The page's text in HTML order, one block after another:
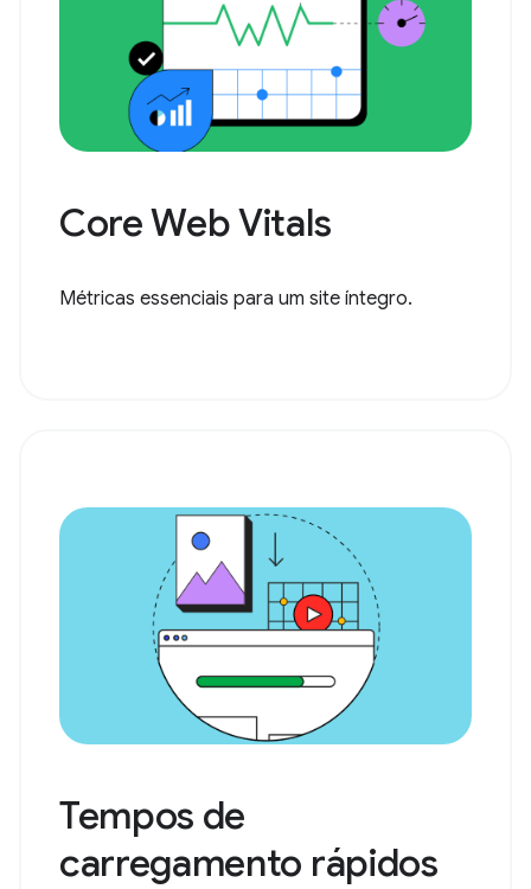
Core Web Vitals
Métricas essenciais para um site íntegro.
Tempos de
carregamento rápidos